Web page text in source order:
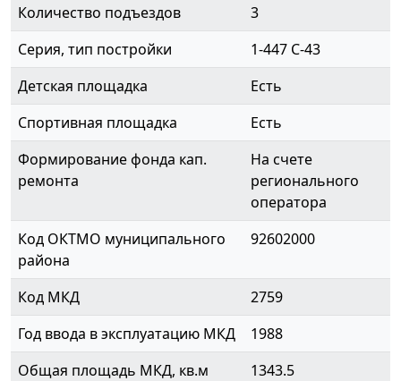
Количество подъездов
3
Серия, тип постройки
1-447 С-43
Детская площадка
Есть
Спортивная площадка
Есть
Формирование фонда кап.
ремонта
На счете
регионального
оператора
Код ОКТМО муниципального
района
92602000
Код МКД
2759
Год ввода в эксплуатацию МКД
1988
Общая площадь МКД, кв.м
1343.5